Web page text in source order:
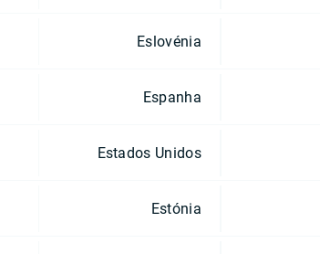
Eslovénia
Espanha
Estados Unidos
Estónia